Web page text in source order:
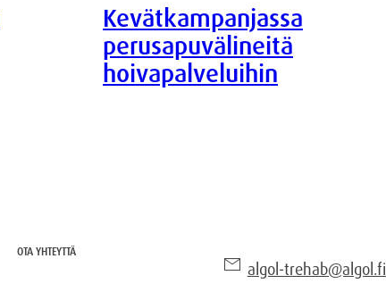
Kevätkampanjassa
perusapuvälineitä
hoivapalveluihin
OTA YHTEYTTÄ mail algol-trehab@algol.fi